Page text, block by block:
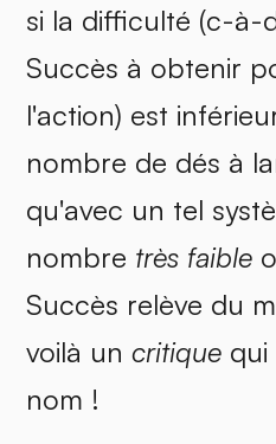
si la difficulté (c-à-
Succès à obtenir
l'action) est
nombre de dés à
qu'avec un tel
nombre très faible
Succès relève du
voilà uncritique
nom !